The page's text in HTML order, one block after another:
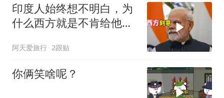
印度人始终想不明白，为
什么西方就是不肯给他们
阿天爱旅行 2跟贴
你俩笑啥呢？